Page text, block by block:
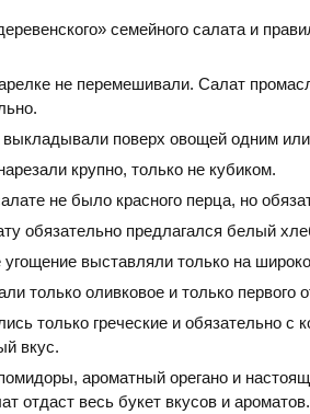
семейного салата и
не перемешивали. Салат
поверх овощей одним
крупно, только не кубиком.
не было красного перца, но
обязательно предлагался белый
угощение выставляли только на
только оливковое и только первого
только греческие и обязательно с
вкус.
ароматный орегано и
отдаст весь букет вкусов и ароматов.